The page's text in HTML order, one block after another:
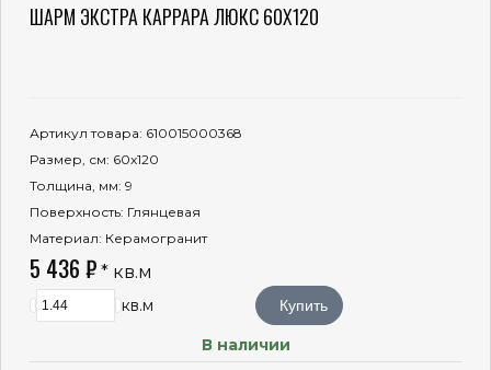
ШАРМ ЭКСТРА КАРРАРА ЛЮКС 60X120
Артикул товара: 610015000368
Размер, см: 60x120
Толщина, мм: 9
Поверхность: Глянцевая
Материал: Керамогранит
5 436 ₽ * кв.м
кв.м Купить
В наличии